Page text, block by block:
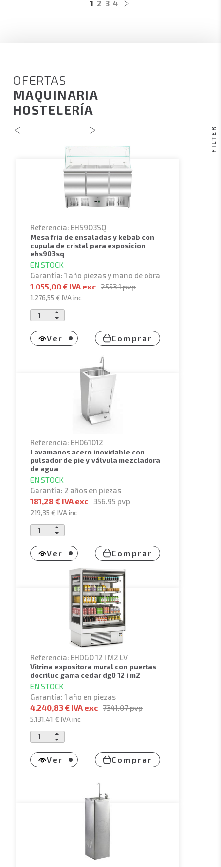
1 2 3 4
OFERTAS
MAQUINARIA
HOSTELERÍA
Referencia: EHS903SQ
mesa fria de ensaladas y kebab con
cupula de cristal para exposicion
ehs903sq
EN STOCK
Garantía: 1 año piezas y mano de obra
1.055,00 € IVA exc 2553.1pvp
1.276,55 €IVA inc
Ver Comprar
Referencia: EH061012
lavamanos acero inoxidable con
pulsador de pie y válvula mezcladora
de agua
EN STOCK
Garantía: 2 años en piezas
181,28 € IVA exc 356.95pvp
219,35 €IVA inc
Ver Comprar
Referencia: EHDG0 12 I M2 LV
vitrina expositora mural con puertas
docriluc gama cedar dg0 12 i m2
EN STOCK
Garantía: 1 año en piezas
4.240,83 € IVA exc 7341.07pvp
5.131,41 €IVA inc
Ver Comprar
FILTER